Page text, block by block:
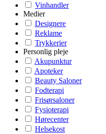
Vinhandler
Medier
Designere
Reklame
Trykkerier
Personlig pleje
Akupunktur
Apoteker
Beauty Saloner
Fodterapi
Frisørsaloner
Fysioterapi
Hørecenter
Helsekost